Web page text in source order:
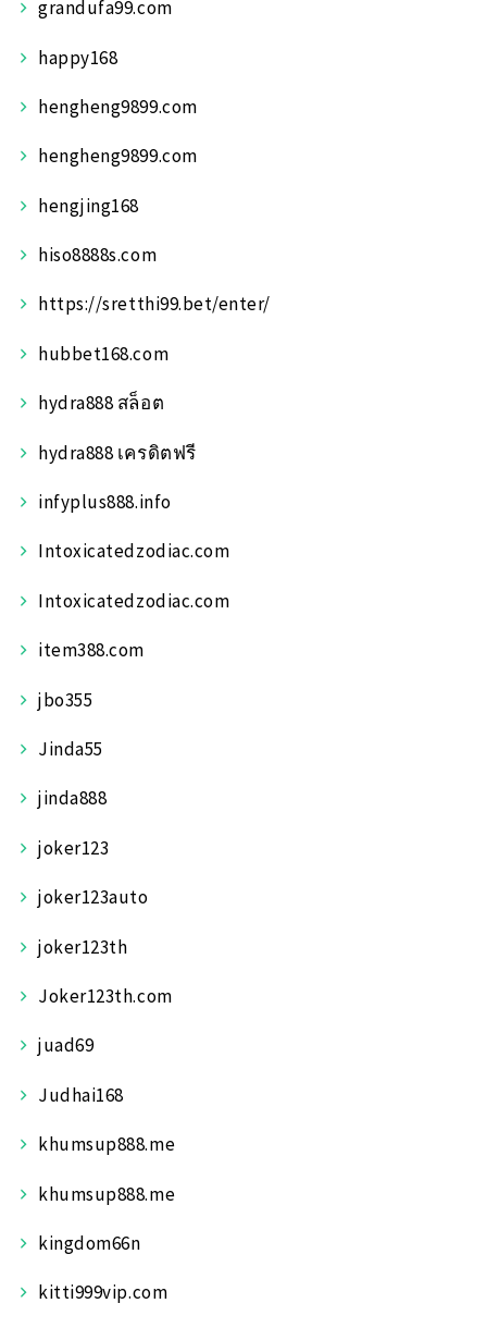
grandufa99.com
happy168
hengheng9899.com
hengheng9899.com
hengjing168
hiso8888s.com
https://sretthi99.bet/enter/
hubbet168.com
hydra888 สล็อต
hydra888 เครดิตฟรี
infyplus888.info
Intoxicatedzodiac.com
Intoxicatedzodiac.com
item388.com
jbo355
Jinda55
jinda888
joker123
joker123auto
joker123th
Joker123th.com
juad69
Judhai168
khumsup888.me
khumsup888.me
kingdom66n
kitti999vip.com